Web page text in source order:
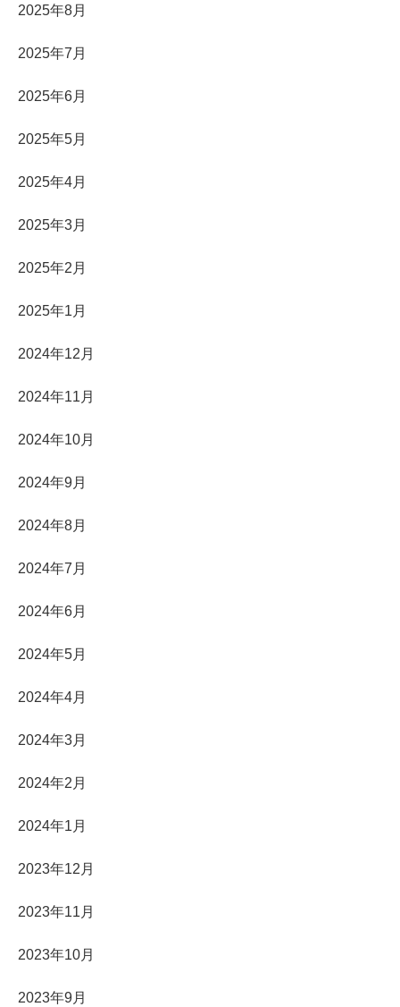
2025年8月
2025年7月
2025年6月
2025年5月
2025年4月
2025年3月
2025年2月
2025年1月
2024年12月
2024年11月
2024年10月
2024年9月
2024年8月
2024年7月
2024年6月
2024年5月
2024年4月
2024年3月
2024年2月
2024年1月
2023年12月
2023年11月
2023年10月
2023年9月